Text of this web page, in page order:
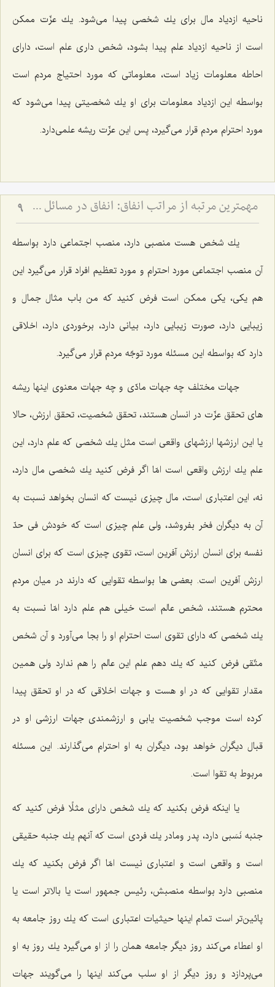
ناحیه ازدیاد مال برای یك شخصی پیدا می‌شود. یك عزّت ممكن
است از ناحیه ازدیاد علم پیدا بشود، شخص داری علم است، دارای
احاطه معلومات زیاد است، معلوماتی كه مورد احتیاج مردم است
بواسطه این ازدیاد معلومات برای او یك شخصیتی پیدا می‌شود كه
مورد احترام مردم قرار می‌گیرد، پس این عزّت ریشه علمی‌دارد.
مهم‏ترین مرتبه از مراتب انفاق: انفاق در مسائل شخصیتى و از خود گذشتن‏ 9
یك شخص هست منصبی دارد، منصب اجتماعی دارد بواسطه
آن منصب اجتماعی مورد احترام و مورد تعظیم افراد قرار می‌گیرد این
هم یكی، یكی ممكن است فرض كنید كه من باب مثال جمال و
زیبایی دارد، صورت زیبایی دارد، بیانی دارد، برخوردی دارد، اخلاقی
دارد كه بواسطه این مسئله مورد توجّه مردم قرار می‌گیرد.
جهات مختلف چه جهات مادّی و چه جهات معنوی اینها ریشه
های تحقق عزّت در انسان هستند، تحقق شخصیت، تحقق ارزش، حالا
یا این ارزشها ارزشهای واقعی است مثل یك شخصی كه علم دارد، این
علم یك ارزش واقعی است امّا اگر فرض كنید یك شخصی مال دارد،
نه، این اعتباری است، مال چیزی نیست كه انسان بخواهد نسبت به
آن به دیگران فخر بفروشد، ولی علم چیزی است كه خودش فی حدّ
نفسه برای انسان ارزش آفرین است، تقوی چیزی است كه برای انسان
ارزش آفرین است. بعضی ها بواسطه تقوایی كه دارند در میان مردم
محترم هستند، شخص عالم است خیلی هم علم دارد امّا نسبت به
یك شخصی كه دارای تقوی است احترام او را بجا می‌آورد و آن شخص
متّقی فرض كنید كه یك دهم علم این عالم را هم ندارد ولی همین
مقدار تقوایی كه در او هست و جهات اخلاقی كه در او تحقق پیدا
كرده است موجب شخصیت یابی و ارزشمندی جهات ارزشی او در
قبال دیگران خواهد بود، دیگران به او احترام می‌گذارند. این مسئله
مربوط به تقوا است.
یا اینكه فرض بكنید كه یك شخص دارای مثلًا فرض كنید كه
جنبه نَسَبی دارد، پدر ومادر یك فردی است كه آنهم یك جنبه حقیقی
است و واقعی است و اعتباری نیست امّا اگر فرض بكنید كه یك
منصبی دارد بواسطه منصبش، رئیس جمهور است یا بالاتر است یا
پائین‌تر است تمام اینها حیثیات اعتباری است كه یك روز جامعه به
او اعطاء می‌كند روز دیگر جامعه همان را از او می‌گیرد یك روز به او
می‌پردازد و روز دیگر از او سلب می‌كند اینها را می‌گویند جهات